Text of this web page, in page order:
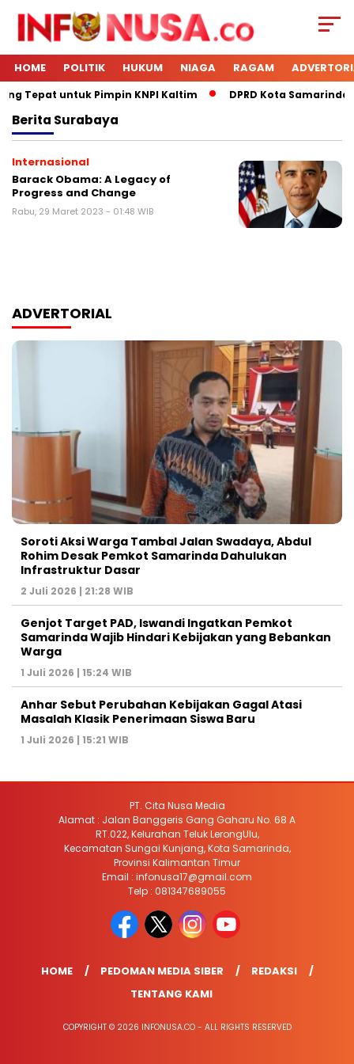
HOME POLITIK HUKUM NIAGA RAGAM
Tepat untuk Pimpin KNPI Kaltim DPRD Kota Samarinda
Berita Surabaya
Internasional
Barack Obama: A Legacy of
Progress and Change
Rabu, 29 Maret 2023 - 01:48 WIB
ADVERTORIAL
Soroti Aksi Warga Tambal Jalan Swadaya, Abdul
Rohim Desak Pemkot Samarinda Dahulukan
Infrastruktur Dasar
2 Juli 2026 | 21:28 WIB
Genjot Target PAD, Iswandi Ingatkan Pemkot
Samarinda Wajib Hindari Kebijakan yang Bebankan
Warga
1 Juli 2026 | 15:24 WIB
Anhar Sebut Perubahan Kebijakan Gagal Atasi
Masalah Klasik Penerimaan Siswa Baru
1 Juli 2026 | 15:21 WIB
PT. Cita Nusa Media
Alamat : Jalan Banggeris Gang Gaharu No. 68 A
RT.022, Kelurahan Teluk LerongUlu,
Kecamatan Sungai Kunjang, Kota Samarinda,
Provinsi Kalimantan Timur
Email : infonusa17@gmail.com
Telp : 081347689055
HOME PEDOMAN MEDIA SIBER
REDAKSI
TENTANG KAMI
COPYRIGHT © 2026 INFONUSA.CO - ALL RIGHTS RESERVED